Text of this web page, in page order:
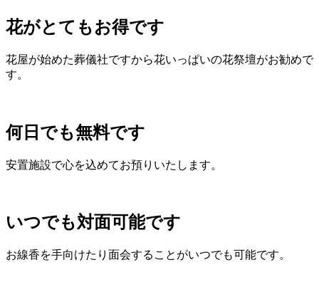
花がとてもお得です
花屋が始めた葬儀社ですから花いっぱいの花祭壇がお勧めで
す。
何日でも無料です
安置施設で心を込めてお預りいたします。
いつでも対面可能です
お線香を手向けたり面会することがいつでも可能です。